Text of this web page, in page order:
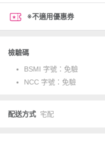
※不適用優惠券
檢驗碼
BSMI 字號： 免驗
NCC 字號： 免驗
配送方式 宅配